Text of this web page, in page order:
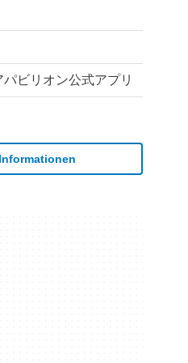
ビリオン公式アプリ